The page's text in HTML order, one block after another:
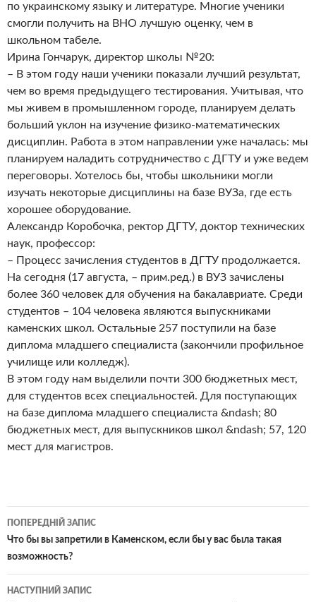
по украинскому языку и литературе. Многие ученики
смогли получить на ВНО лучшую оценку, чем в
школьном табеле.
Ирина Гончарук, директор школы №20:
– В этом году наши ученики показали лучший результат,
чем во время предыдущего тестирования. Учитывая, что
мы живем в промышленном городе, планируем делать
больший уклон на изучение физико-математических
дисциплин. Работа в этом направлении уже началась: мы
планируем наладить сотрудничество с ДГТУ и уже ведем
переговоры. Хотелось бы, чтобы школьники могли
изучать некоторые дисциплины на базе ВУЗа, где есть
хорошее оборудование.
Александр Коробочка, ректор ДГТУ, доктор технических
наук, профессор:
– Процесс зачисления студентов в ДГТУ продолжается.
На сегодня (17 августа, – прим.ред.) в ВУЗ зачислены
более 360 человек для обучения на бакалавриате. Среди
студентов – 104 человека являются выпускниками
каменских школ. Остальные 257 поступили на базе
диплома младшего специалиста (закончили профильное
училище или колледж).
В этом году нам выделили почти 300 бюджетных мест,
для студентов всех специальностей. Для поступающих
на базе диплома младшего специалиста &ndash; 80
бюджетных мест, для выпускников школ &ndash; 57, 120
мест для магистров.
Навігація
по
ПОПЕРЕДНІЙ ЗАПИС
Что бы вы запретили в Каменском, если бы у вас была такая
возможность?
НАСТУПНИЙ ЗАПИС